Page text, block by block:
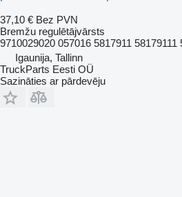
37,10 € Bez PVN
Bremžu regulētājvārsts
9710029020 057016 5817911 58179111
Igaunija, Tallinn
TruckParts Eesti OÜ
Sazināties ar pārdevēju